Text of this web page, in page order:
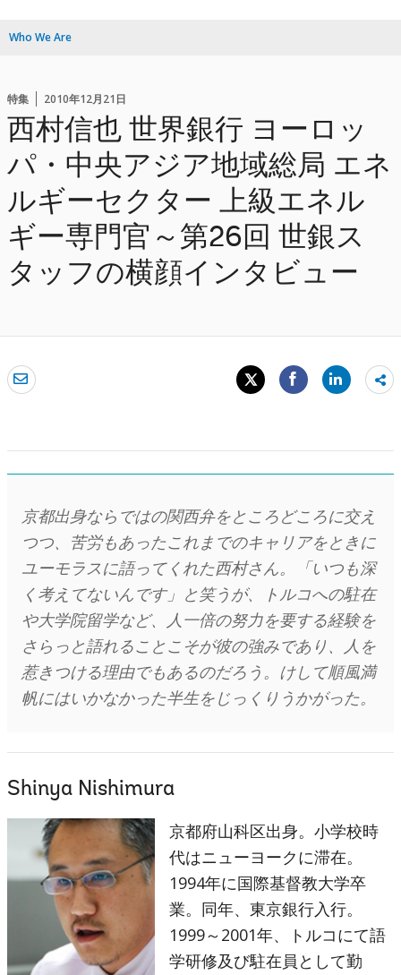
Who We Are
特集 2010年12月21日
西村信也 世界銀行 ヨーロッ
パ・中央アジア地域総局 エネ
ルギーセクター 上級エネル
ギー専門官～第26回 世銀ス
タッフの横顔インタビュー
京都出身ならではの関西弁をところどころに交え
つつ、苦労もあったこれまでのキャリアをときに
ユーモラスに語ってくれた西村さん。「いつも深
く考えてないんです」と笑うが、トルコへの駐在
や大学院留学など、人一倍の努力を要する経験を
さらっと語れることこそが彼の強みであり、人を
惹きつける理由でもあるのだろう。けして順風満
帆にはいかなかった半生をじっくりうかがった。
Shinya Nishimura
京都府山科区出身。小学校時
代はニューヨークに滞在。
1994年に国際基督教大学卒
業。同年、東京銀行入行。
1999～2001年、トルコにて語
学研修及び駐在員として勤